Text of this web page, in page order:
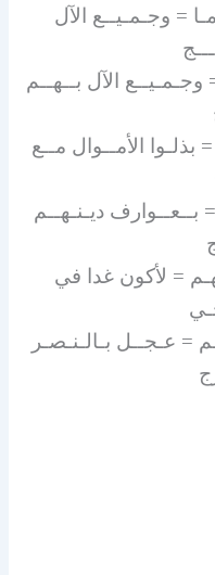
= وجـمـيــع الآل
الآل بــهــم
الأمــوال مــع
بــعــوارف ديـنـهــم
= لأكون غدا في
= عـجــل بـالـنـصـر